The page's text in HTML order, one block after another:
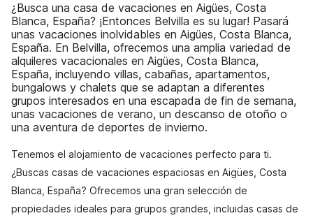
¿Busca una casa de vacaciones en Aigües, Costa
Blanca, España? ¡Entonces Belvilla es su lugar! Pasará
unas vacaciones inolvidables en Aigües, Costa Blanca,
España. En Belvilla, ofrecemos una amplia variedad de
alquileres vacacionales en Aigües, Costa Blanca,
España, incluyendo villas, cabañas, apartamentos,
bungalows y chalets que se adaptan a diferentes
grupos interesados en una escapada de fin de semana,
unas vacaciones de verano, un descanso de otoño o
una aventura de deportes de invierno.
Tenemos el alojamiento de vacaciones perfecto para ti.
¿Buscas casas de vacaciones espaciosas en Aigües, Costa
Blanca, España? Ofrecemos una gran selección de
propiedades ideales para grupos grandes, incluidas casas de